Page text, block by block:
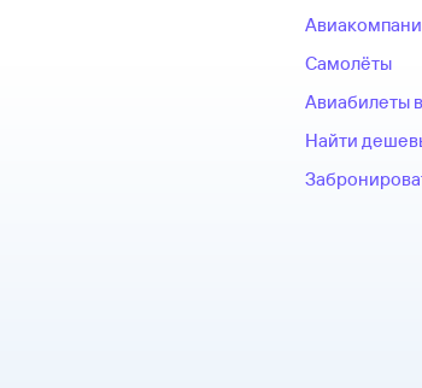
Самолёты
Авиабилеты
Найти